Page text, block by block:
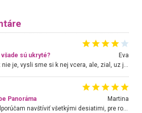
sú ukryté?
Eva
Panoráma
Martina
Nádherné miesto ktoré odporúčam navštíviť všetkými desiatimi, pre rodiny s deťmi, dôchodcom... Proste a jednoducho ozaj rozprávkový les.. určite ešte prídeme. Odniesli sme si na pamiatku krásne tričká,